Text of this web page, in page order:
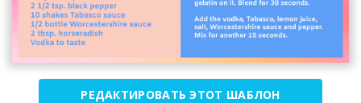
РЕДАКТИРОВАТЬ ЭТОТ ШАБЛОН